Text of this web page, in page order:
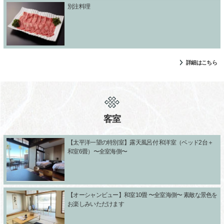
別注料理
詳細はこちら
客室
【太平洋一望の特別室】露天風呂付 和洋室（ベッド2台＋
和室6畳）〜全室海側〜
【オーシャンビュー】和室10畳 〜全室海側〜 素敵な景色を
お楽しみいただけます